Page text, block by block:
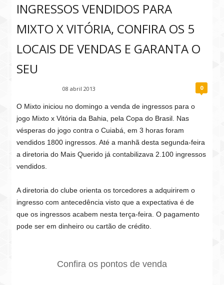
INGRESSOS VENDIDOS PARA
MIXTO X VITÓRIA, CONFIRA OS 5
LOCAIS DE VENDAS E GARANTA O
SEU
08 abril 2013 0
O Mixto iniciou no domingo a venda de ingressos para o
jogo Mixto x Vitória da Bahia, pela Copa do Brasil. Nas
vésperas do jogo contra o Cuiabá, em 3 horas foram
vendidos 1800 ingressos. Até a manhã desta segunda-feira
a diretoria do Mais Querido já contabilizava 2.100 ingressos
vendidos.
A diretoria do clube orienta os torcedores a adquirirem o
ingresso com antecedência visto que a expectativa é de
que os ingressos acabem nesta terça-feira. O pagamento
pode ser em dinheiro ou cartão de crédito.
Confira os pontos de venda